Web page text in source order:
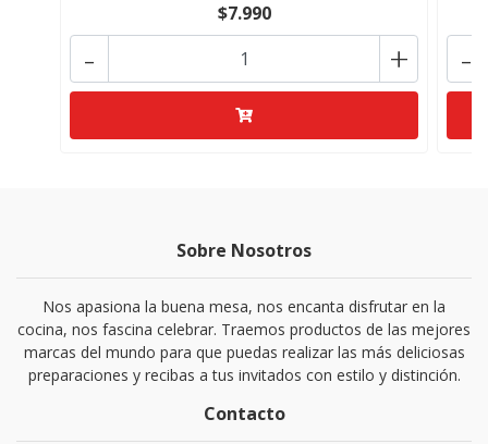
$7.990
+
- -
Sobre Nosotros
Nos apasiona la buena mesa, nos encanta disfrutar en la
cocina, nos fascina celebrar. Traemos productos de las mejores
marcas del mundo para que puedas realizar las más deliciosas
preparaciones y recibas a tus invitados con estilo y distinción.
Contacto